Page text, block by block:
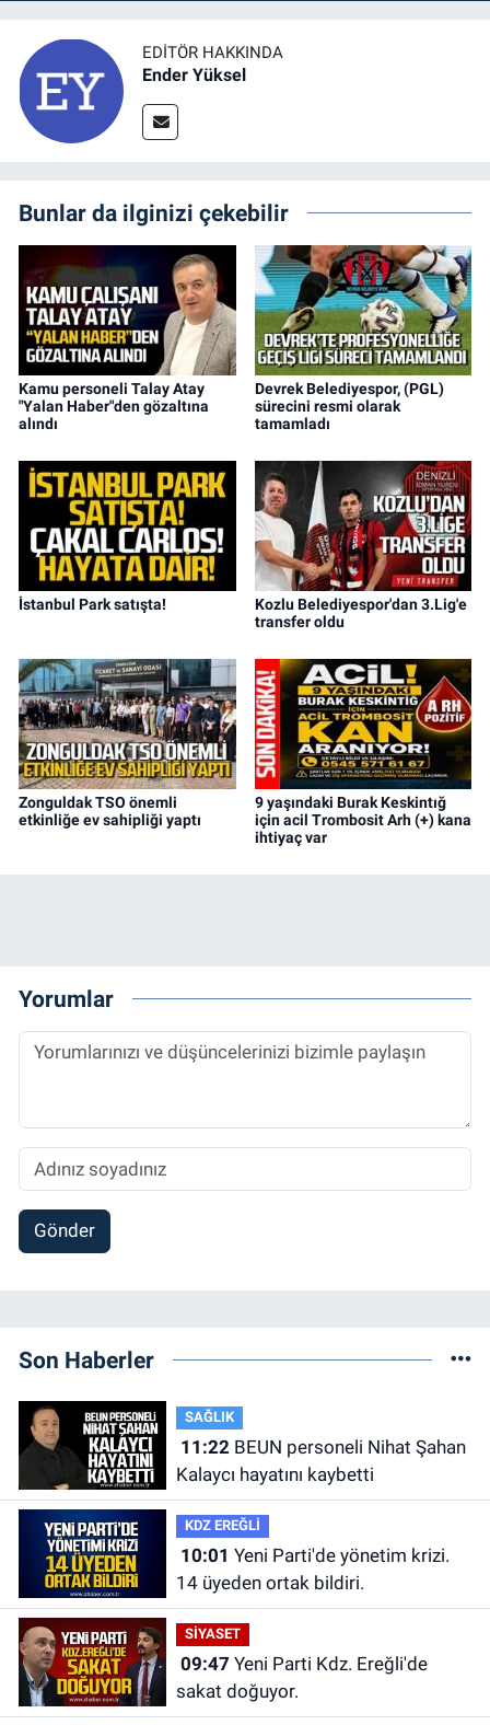
EDITÖR HAKKINDA
Ender Yüksel
Bunlar da ilginizi çekebilir
Kamu personeli Talay Atay
"Yalan Haber"den gözaltına
alındı
Devrek Belediyespor, (PGL)
sürecini resmi olarak
tamamladı
İstanbul Park satışta!
Kozlu Belediyespor'dan 3.Lig'e
transfer oldu
Zonguldak TSO önemli
etkinliğe ev sahipliği yaptı
9 yaşındaki Burak Keskintığ
için acil Trombosit Arh (+) kana
ihtiyaç var
Yorumlar
Gönder
Son Haberler
SAĞLIK
11:22BEUN personeli Nihat Şahan
Kalaycı hayatını kaybetti
KDZ EREĞLİ
10:01
14 üyeden ortak bildiri.
SİYASET
09:47
sakat doğuyor.